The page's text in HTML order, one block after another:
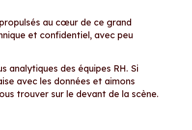
au cœur de ce grand
et confidentiel, avec peu
analytiques des équipes RH. Si
avec les données et aimons
trouver sur le devant de la scène.